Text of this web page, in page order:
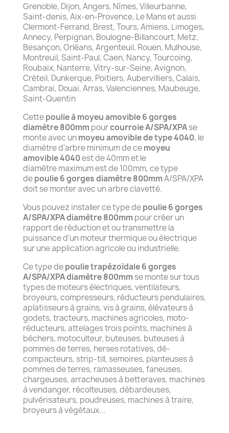
Grenoble, Dijon, Angers, Nîmes, Villeurbanne,
Saint-denis, Aix-en-Provence, Le Mans et aussi
Clermont-Ferrand, Brest, Tours, Amiens, Limoges,
Annecy, Perpignan, Boulogne-Billancourt, Metz,
Besançon, Orléans, Argenteuil, Rouen, Mulhouse,
Montreuil, Saint-Paul, Caen, Nancy, Tourcoing,
Roubaix, Nanterre, Vitry-sur-Seine, Avignon,
Créteil, Dunkerque, Poitiers, Aubervilliers, Calais,
Cambrai, Douai, Arras, Valenciennes, Maubeuge,
Saint-Quentin
Cettepoulie à moyeu amovible 6 gorges
diamètre 800mm pourcourroie A/SPA/XPAse
monte avec unmoyeu amovible de type 4040, le
diamètre d'arbre minimum de cemoyeu
amovible 4040est de 40mm et le
diamètre maximum est de 100mm, ce type
depoulie 6 gorges diamètre 800mmA/SPA/XPA
doit se monter avec un arbre clavetté.
Vous pouvez installer ce type depoulie 6 gorges
A/SPA/XPA diamètre 800mm pour créer un
rapport de réduction et ou transmettre la
puissance d'un moteur thermique ou électrique
sur une application agricole ou industrielle.
Ce type depoulie trapézoïdale 6 gorges
A/SPA/XPA diamètre 800mm se monte sur tous
types de moteurs électriques, ventilateurs,
broyeurs, compresseurs, réducteurs pendulaires,
aplatisseurs à grains, vis à grains, élévateurs à
godets, tracteurs, machines agricoles, moto-
réducteurs, attelages trois points, machines à
béchers, motoculteur, buteuses, buteuses à
pommes de terres, herses rotatives, dé-
compacteurs, strip-till, semoires, planteuses à
pommes de terres, ramasseuses, faneuses,
chargeuses, arracheuses à betteraves, machines
à vendanger, récolteuses, débardeuses,
pulvérisateurs, poudreuses, machines à traire,
broyeurs à végétaux...